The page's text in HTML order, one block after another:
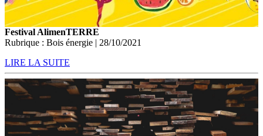
Festival AlimenTERRE
Rubrique : Bois énergie | 28/10/2021
LIRE LA SUITE